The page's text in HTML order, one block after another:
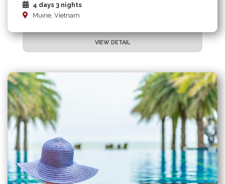
4 days 3 nights
Muine, Vietnam
VIEW DETAIL